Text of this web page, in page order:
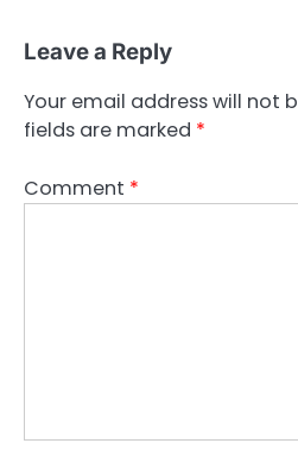
Leave a Reply
Your email address will not
fields are marked *
Comment *